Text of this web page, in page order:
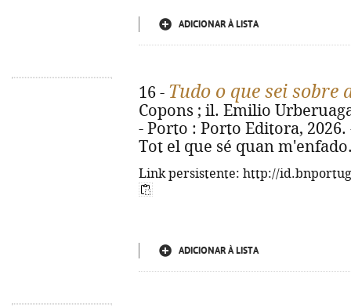
ADICIONAR À LISTA
16 - Tudo o que sei sobre
Copons ; il. Emilio
- Porto : Porto Editora,
Tot el que sé quan
Link persistente: http://
ADICIONAR À LISTA